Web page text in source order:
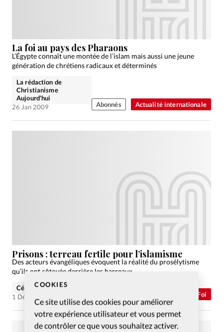
COOKIES
Ce site utilise des cookies pour améliorer
votre expérience utilisateur et vous permet
de contrôler ce que vous souhaitez activer.
Actualité internationale
La foi au pays des Pharaons
L’Égypte connaît une montée de l’islam mais aussi une jeune
génération de chrétiens radicaux et déterminés
La rédaction de
Christianisme
Aujourd'hui
26 Jan 2009
Abonnés
Foi
Prisons : terreau fertile pour l’islamisme
Des acteurs évangéliques évoquent la réalité du prosélytisme
qu’ils ont côtoyée derrière les barreaux
Céline Schmink
1 Déc 2008